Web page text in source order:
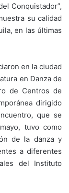
Conquistador”,
su calidad
en las últimas
en la ciudad
en Danza de
de Centros de
dirigido
que se
tuvo como
de la danza y
a diferentes
del Instituto